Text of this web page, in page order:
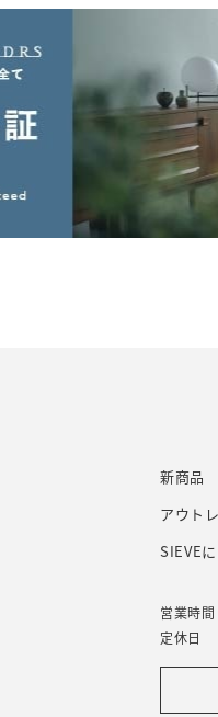
新商品
アウト
SIEVE
営業時間
定休日